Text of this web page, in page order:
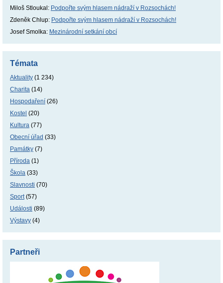
Miloš Stloukal: Podpořte svým hlasem nádraží v Rozsochách!
Zdeněk Chlup: Podpořte svým hlasem nádraží v Rozsochách!
Josef Smolka: Mezinárodní setkání obcí
Témata
Aktuality (1 234)
Charita (14)
Hospodaření (26)
Kostel (20)
Kultura (77)
Obecní úřad (33)
Památky (7)
Příroda (1)
Škola (33)
Slavnosti (70)
Sport (57)
Události (89)
Výstavy (4)
Partneři